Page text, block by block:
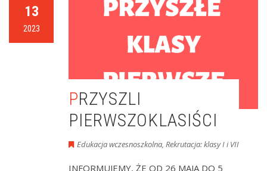
13
2023
PRZYSZLI
PIERWSZOKLASIŚCI
Edukacja wczesnoszkolna, Rekrutacja: klasy I i VII
INFORMUJEMY, ŻE OD 26 MAJA DO 5